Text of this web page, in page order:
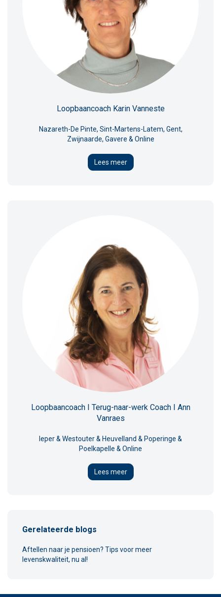
Loopbaancoach Karin Vanneste
Nazareth-De Pinte, Sint-Martens-Latem, Gent,
Zwijnaarde, Gavere & Online
Lees meer
Loopbaancoach I Terug-naar-werk Coach I Ann
Vanraes
Ieper & Westouter & Heuvelland & Poperinge &
Poelkapelle & Online
Lees meer
Gerelateerde blogs
Aftellen naar je pensioen? Tips voor meer
levenskwaliteit, nu al!